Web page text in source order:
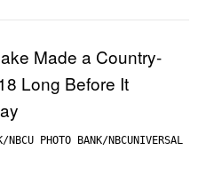
PHOTO BANK/NBCUNIVERSAL